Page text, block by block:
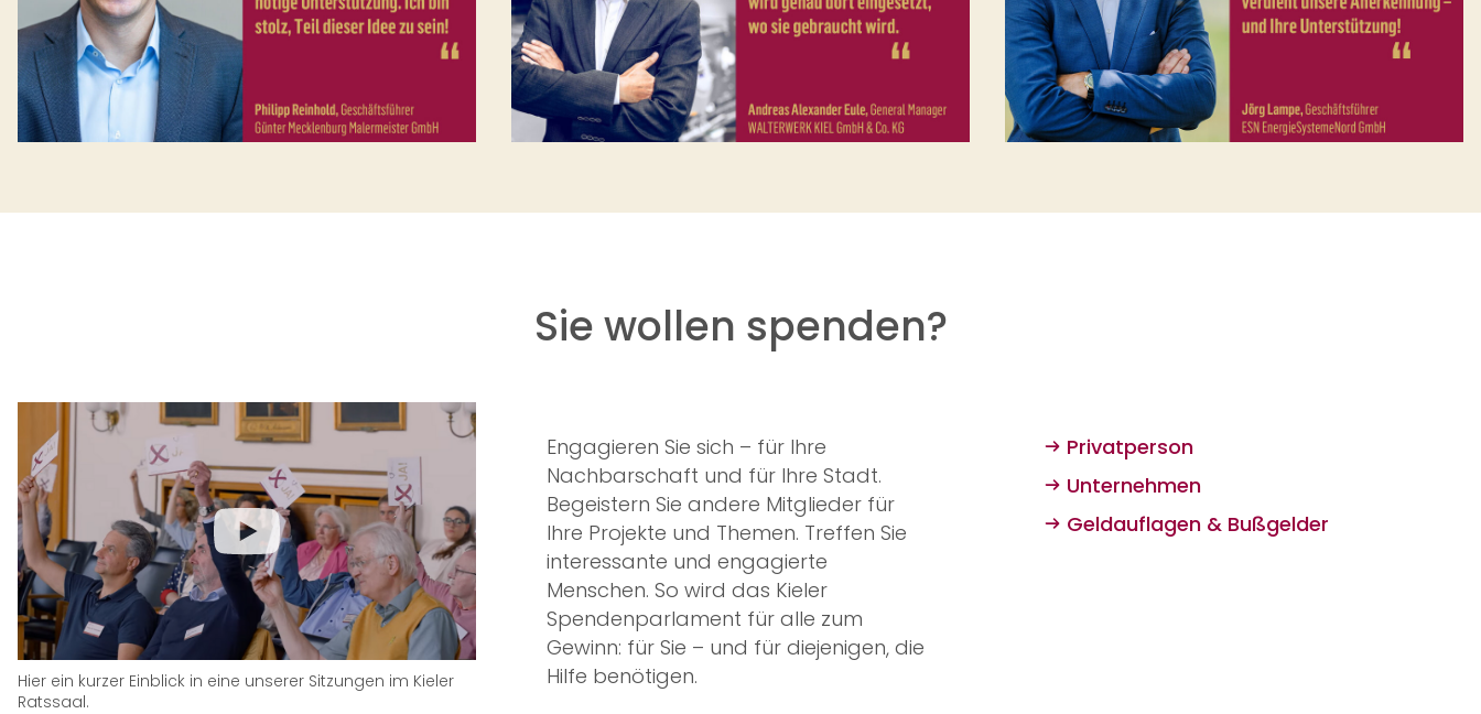
Sie wollen spenden?
Hier ein kurzer Einblick in eine unserer Sitzungen im Kieler
Ratssaal.
Engagieren Sie sich – für Ihre
Nachbarschaft und für Ihre Stadt.
Begeistern Sie andere Mitglieder für
Ihre Projekte und Themen. Treffen Sie
interessante und engagierte
Menschen. So wird das Kieler
Spendenparlament für alle zum
Gewinn: für Sie – und für diejenigen, die
Hilfe benötigen.
Privatperson
Unternehmen
Geldauflagen & Bußgelder